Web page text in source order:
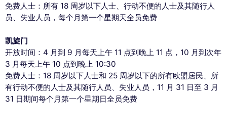
免费人士：所有 18 周岁以下人士、行动不便的人士及其随行人
员、失业人员，每个月第一个星期天全员免费
凯旋门
开放时间：4 月到 9 月每天上午 11 点到晚上 11 点，10 月到次年
3 月每天上午 10 点到晚上 10:30
免费人士：18 周岁以下人士和 25 周岁以下的所有欧盟居民、所
有行动不便的人士及其随行人员、失业人员，11 月 31 日至 3 月
31 日期间每个月第一个星期日全员免费